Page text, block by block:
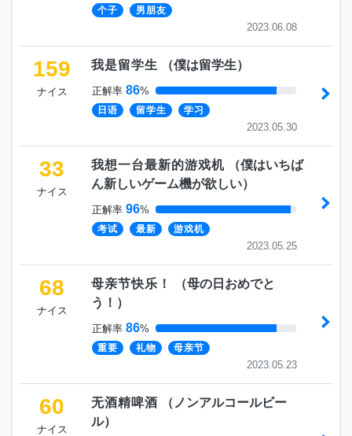
个子 男朋友
2023.06.08
159
ナイス
我是留学生 （僕は留学生）
正解率 86%
日语 留学生 学习
2023.05.30
33
ナイス
我想一台最新的游戏机 （僕はいちば
ん新しいゲーム機が欲しい）
正解率 96%
考试 最新 游戏机
2023.05.25
68
ナイス
母亲节快乐！ （母の日おめでと
う！ ）
正解率 86%
重要 礼物 母亲节
2023.05.23
60
ナイス
无酒精啤酒 （ ノンアルコールビー
ル）